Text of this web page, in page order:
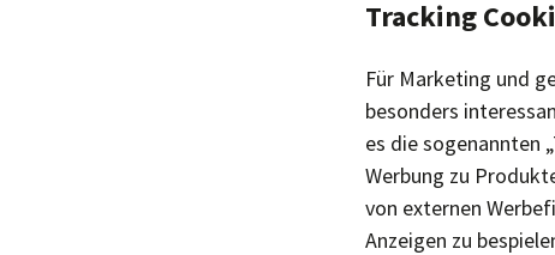
Tracking
Für Marketing und
besonders
es die sogenannten
Werbung zu
von externen
Anzeigen zu